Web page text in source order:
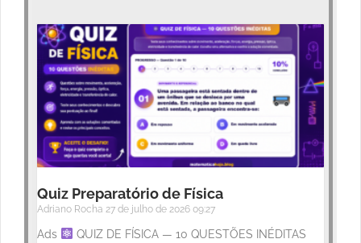
Quiz Preparatório de Física
Adriano Rocha 27 de julho de 2026 09:27
Ads
QUIZ DE FÍSICA — 10 QUESTÕES INÉDITAS